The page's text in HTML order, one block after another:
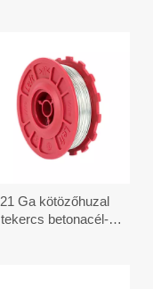
21 Ga kötözőhuzal
tekercs betonacél-